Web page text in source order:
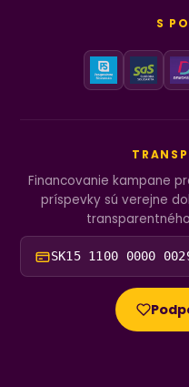
S
Financovanie kampane
príspevky sú verejne
SK15 1100 0000